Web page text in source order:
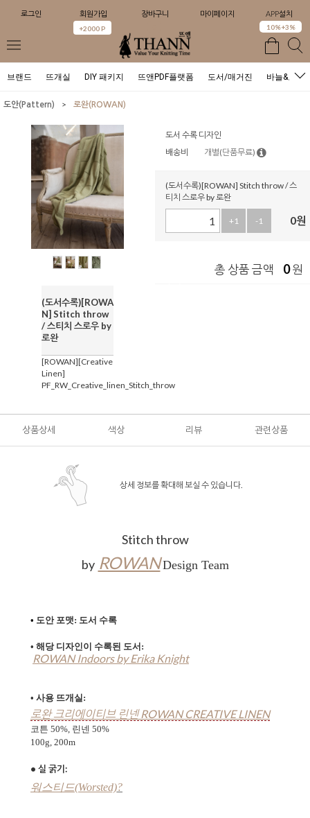
로그인 회원가입
+2000 P
장바구니 마이페이지 APP설치
10%+3%
브랜드 뜨개실 DIY 패키지 뜨앤PDF플랫폼 도서/매거진 바늘&도구
도안(Pattern) > 로완(ROWAN)
(도서수록)[ROWA
N] Stitch throw
/ 스티치 스로우 by
로완
[ROWAN][Creative
Linen]
PF_RW_Creative_linen_Stitch_throw
도서 수록 디자인
배송비
개별(단품무료)
(도서수록)[ROWAN] Stitch throw / 스
티치 스로우 by 로완
+1 -1 0원
총 상품 금액 0원
상품상세 색상 리뷰 관련상품
상세 정보를 확대해 보실 수 있습니다.
Stitch throw
by ROWANDesign Team
• 도안 포맷: 도서 수록
• 해당 디자인이 수록된 도서:
ROWAN Indoors by Erika Knight
• 사용 뜨개실:
로완 크리에이티브 린넨 ROWAN CREATIVE LINEN
코튼 50%, 린넨 50%
100g, 200m
• 실 굵기:
워스티드(Worsted)?